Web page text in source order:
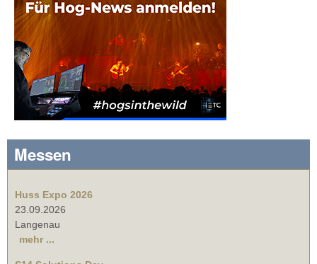
Messen
Huss Expo 2026
23.09.2026
Langenau
mehr ...